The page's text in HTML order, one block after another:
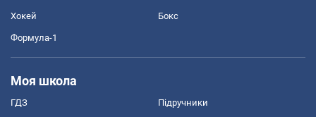
Хокей Бокс
Формула-1
Моя школа
ГДЗ Підручники